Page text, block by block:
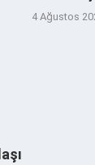
4 Ağustos